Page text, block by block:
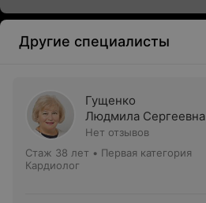
Другие специалисты
Гущенко
Людмила Сергеевна
Нет отзывов
Стаж 38 лет • Первая категория
Кардиолог